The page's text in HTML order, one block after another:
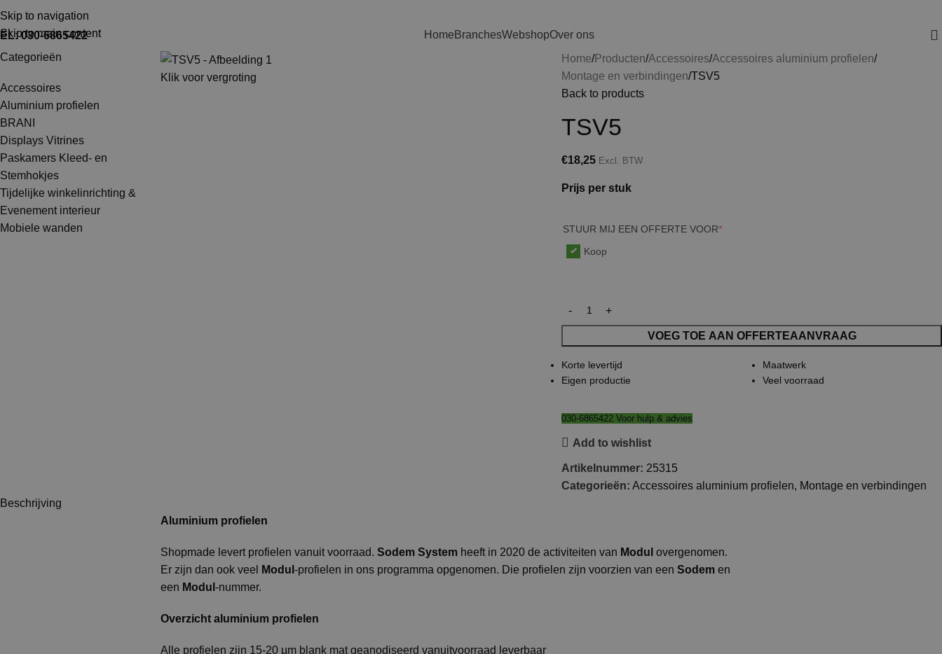
Skip to navigation
Skip to main content
TEL: 030-6865422
030-6865422 Home BranchesWebshopOver ons
Categorieën
Accessoires
Aluminium profielen
BRANI
Displays Vitrines
Paskamers Kleed- en
Stemhokjes
Tijdelijke winkelinrichting &
Evenement interieur
Mobiele wanden
Klik voor vergroting
Home Producten Accessoires Accessoires aluminium profielen
Montage en verbindingen TSV5
Back to products
TSV5
€18,25 Excl. BTW
Prijs per stuk
STUUR MIJ EEN OFFERTE VOOR*
Koop
VOEG TOE AAN OFFERTEAANVRAAG
Korte levertijd
Eigen productie
Maatwerk
Veel voorraad
030-6865422 Voor hulp & advies
Add to wishlist
Artikelnummer: 25315
Categorieën: Accessoires aluminium profielen, Montage en verbindingen
Beschrijving
Aluminium profielen
Shopmade levert profielen vanuit voorraad. Sodem System heeft in 2020 de activiteiten van Modul overgenomen.
Er zijn dan ook veel
Modul -profielen in ons programma opgenomen. Die profielen zijn voorzien van een Sodem en
een Modul -nummer.
Overzicht aluminium profielen
Alle profielen zijn 15-20 µm blank mat geanodiseerd vanuitvoorraad leverbaar